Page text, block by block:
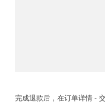
完成退款后，在订单详情 -